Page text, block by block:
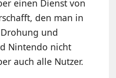
einen Dienst von
den man in
und
Nintendo nicht
auch alle Nutzer.